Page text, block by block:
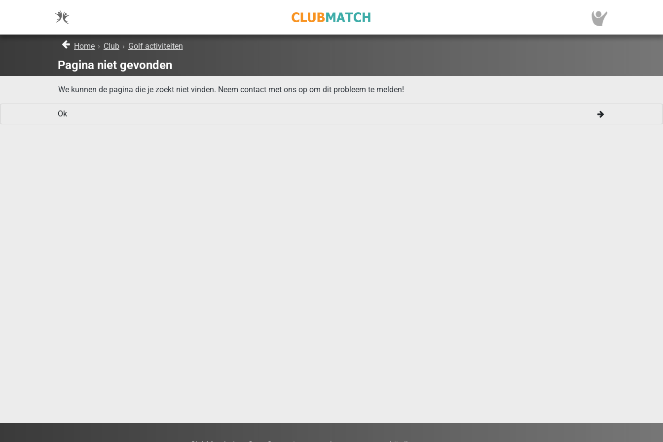
Home › Club › Golf activiteiten
Pagina niet gevonden
We kunnen de pagina die je zoekt niet vinden. Neem contact met ons op om dit probleem te melden!
Ok